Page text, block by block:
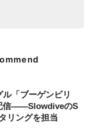
「ブーゲンビリ
信——SlowdiveのS
リングを担当